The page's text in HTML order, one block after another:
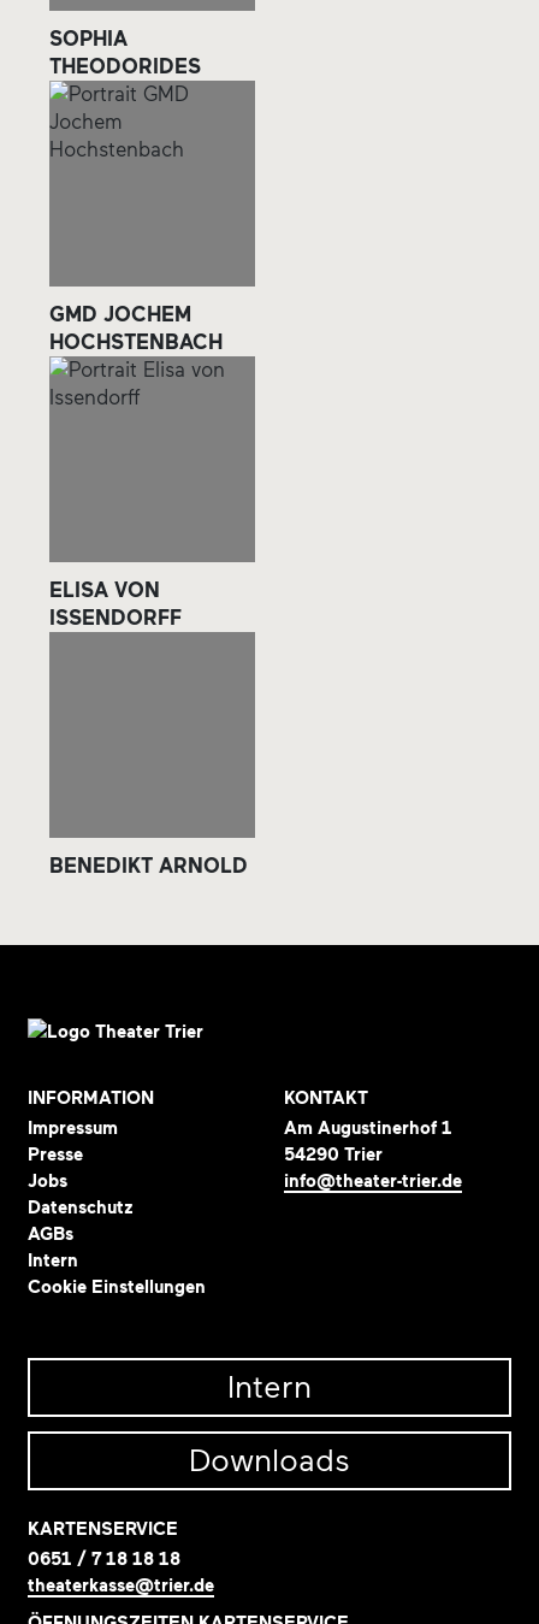
SOPHIA
THEODORIDES
GMD JOCHEM
HOCHSTENBACH
ELISA VON
ISSENDORFF
BENEDIKT ARNOLD
INFORMATION
Impressum
Presse
Jobs
Datenschutz
AGBs
Intern
Cookie Einstellungen
KONTAKT
Am Augustinerhof 1
54290 Trier
info@theater-trier.de
Intern
Downloads
KARTENSERVICE
0651 / 7 18 18 18
theaterkasse@trier.de